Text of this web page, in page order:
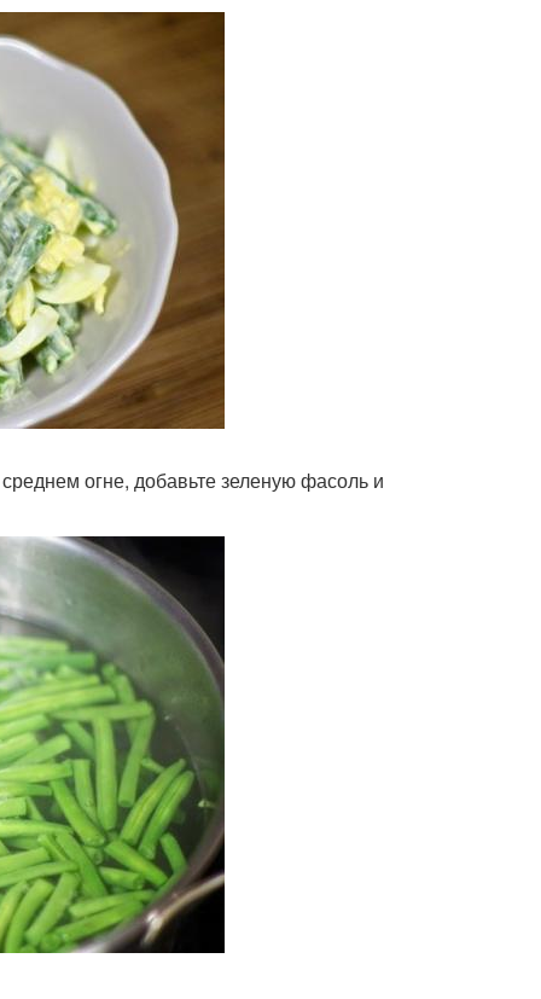
огне, добавьте зеленую фасоль и